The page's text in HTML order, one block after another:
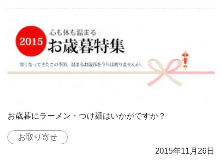
お歳暮にラーメン・つけ麺はいかがですか？
お取り寄せ
2015年11月26日